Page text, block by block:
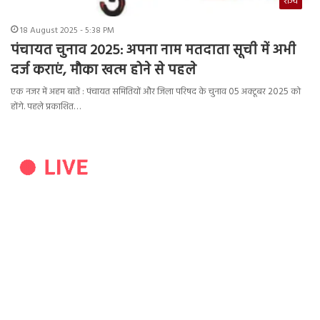
18 August 2025 - 5:38 PM
पंचायत चुनाव 2025: अपना नाम मतदाता सूची में अभी
दर्ज कराएं, मौका खत्म होने से पहले
एक नजर में अहम बातें : पंचायत समितियों और जिला परिषद के चुनाव 05 अक्टूबर 2025 को
होंगे. पहले प्रकाशित…